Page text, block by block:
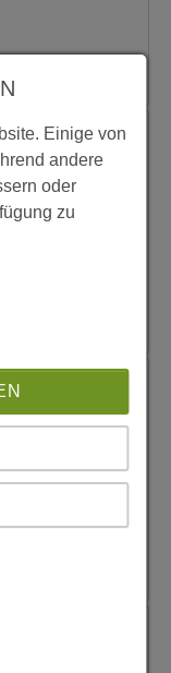
eine
SGB VIII
für junge
und
deren
Einige von
andere
oder
zu